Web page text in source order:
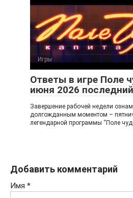
Игры
Ответы в игре Поле
июня 2026
Завершение рабочей недели
долгожданным моментом –
легендарной программы “Поле
Добавить комментарий
Имя *